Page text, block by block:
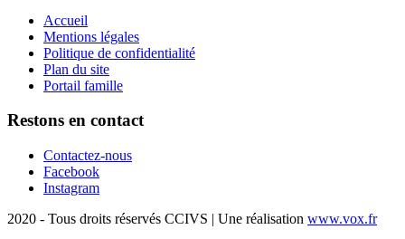
Accueil
Mentions légales
Politique de confidentialité
Plan du site
Portail famille
Restons en contact
Contactez-nous
Facebook
Instagram
2020 - Tous droits réservés CCIVS | Une réalisation www.vox.fr